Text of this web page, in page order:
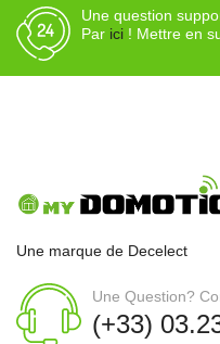
Une question
Par ici ! Mettre en
Une marque de Decelect
Une Question?
(+33)